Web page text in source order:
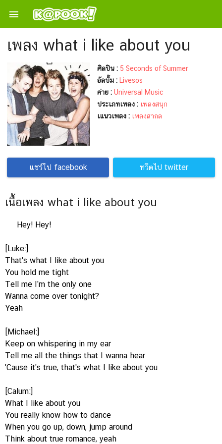

เพลง what i like about you
ศิลปิน : 5 Seconds of Summer
อัลบั้ม :
Livesos
ค่าย : Universal Music
ประเภทเพลง : เพลงสนุก
เแนวเพลง : เพลงสากล
แชร์ไป facebook ทวีตไป twitter
เนื้อเพลง what i like about you
Hey! Hey!
[Luke:]
That's what I like about you
You hold me tight
Tell me I'm the only one
Wanna come over tonight?
Yeah
[Michael:]
Keep on whispering in my ear
Tell me all the things that I wanna hear
'Cause it's true, that's what I like about you
[Calum:]
What I like about you
You really know how to dance
When you go up, down, jump around
Think about true romance, yeah